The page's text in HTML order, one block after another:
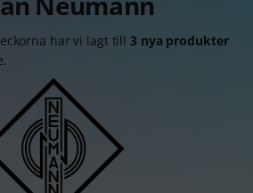
har vi lagt till3 nya produkter